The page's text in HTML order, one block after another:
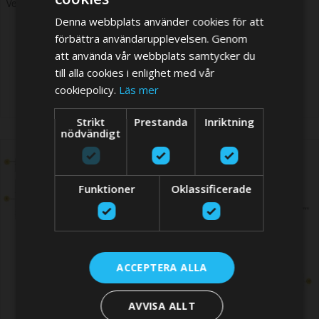
Vetus BOWB210 Spare Parts
Denna webbplats använder cookies för att
förbättra användarupplevelsen. Genom
att använda vår webbplats samtycker du
till alla cookies i enlighet med vår
cookiepolicy. Läs mer
Strikt
nödvändigt
Prestanda Inriktning
Funktioner Oklassificerade
ACCEPTERA ALLA
AVVISA ALLT